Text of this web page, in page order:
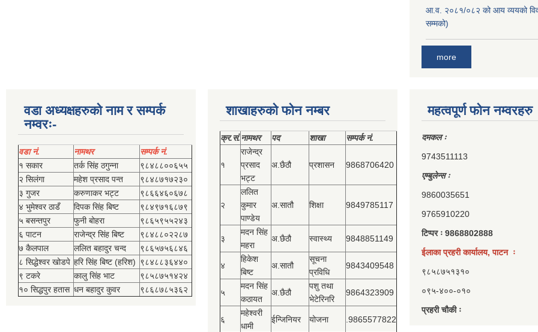
आ.व. २०८१/०८२ को आय व्ययको
सम्मको)
more
वडा अध्यक्षहरुको नाम र सम्पर्क
नम्वरः-
वडा नं. नामथर
सम्पर्क नं.
१ सकार
तर्क सिंह ठगुन्‍ना
९८४८८००६५५
२ सिलंगा
महेश प्रसाद पन्त
९८४८७१७२३०
३ गुजर
करुणाकर भट्ट
९८६६४६०६७८
४ भुमेश्‍वर ठाडँ
दिपक सिंह बिष्‍ट
९८४९७१६८७९
५ बसन्तपुर
फुनी बोहरा
९८६५९५५२४३
६ पाटन
राजेन्द्र सिंह बिष्‍ट
९८४८८०२२८७
७ कैलपाल
ललित बहादुर चन्द
९८६५७५६८४६
८ सिद्धेश्‍वर खोडपे हरि सिंह बिष्‍ट (हरिश) ९८४८८३६४४०
९ टकरे
कालु सिंह भाट
९८५८७५१४२४
१० सिद्धपुर हतास धन बहादुर कुवर ९८६८७८५३६२
शाखाहरुको फोन नम्बर
क्र.सं.नामथर पद शाखा सम्‍पर्क नं.
१
राजेन्द्र
प्रसाद
भट्ट
अ.छैठौ प्रशासन 9868706420
२
ललित
कुमार
पाण्डेय
अ.सातौ शिक्षा 9849785117
३
मदन सिंह
महरा
अ.छैठौ स्वास्थ्य 9848851149
४
हिकेश
बिष्‍ट
अ.सातौ
सूचना
प्रविधि
9843409548
५
मदन सिंह
कठायत
अ.छैठौ
पशु तथा
भेटेरिनरि
9864323909
६
महेश्‍वरी
धामी
ईन्जिनियर योजना .9865577822
महत्वपूर्ण फोन नम्वरहरु
दमकल ः
9743511113
एम्बुलेन्स ः
9860035651
9765910220
टिप्पर ः 9868802888
ईलाका प्रहरी कार्यालय, पाटन ः
९८५८७५१३१०
०९५-४००-०१०
प्रहरी चौकी ः